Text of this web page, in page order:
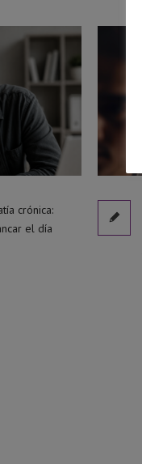
crónica:
el día